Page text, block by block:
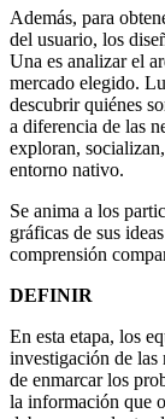
Además, para
del usuario, los
Una es analizar el
mercado elegido.
descubrir quiénes
a diferencia de las
exploran,
entorno nativo.
Se anima a los
gráficas de sus
comprensión
DEFINIR
En esta etapa, los
investigación de las
de enmarcar los
la información que